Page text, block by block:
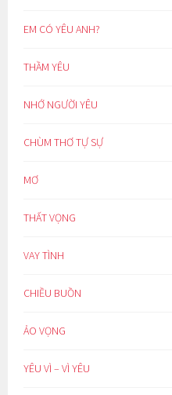
EM CÓ YÊU ANH?
THẦM YÊU
NHỚ NGƯỜI YÊU
CHÙM THƠ TỰ SỰ
MƠ
THẤT VỌNG
VAY TÌNH
CHIỀU BUỒN
ẢO VỌNG
YÊU VÌ – VÌ YÊU